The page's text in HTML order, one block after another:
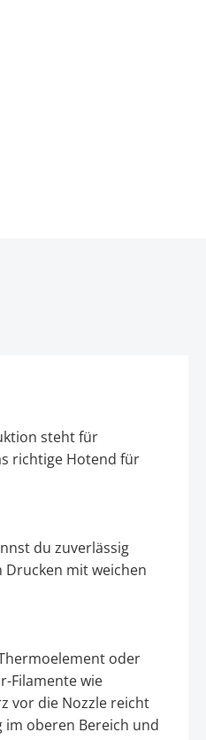
steht für
richtige Hotend für
du zuverlässig
mit weichen
oder
Filamente wie
vor die Nozzle reicht
im oberen Bereich und